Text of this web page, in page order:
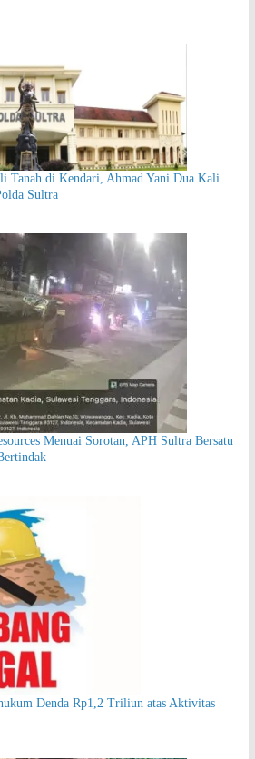
Tanah di Kendari, Ahmad Yani Dua Kali
Sultra
Menuai Sorotan, APH Sultra Bersatu
Denda Rp1,2 Triliun atas Aktivitas